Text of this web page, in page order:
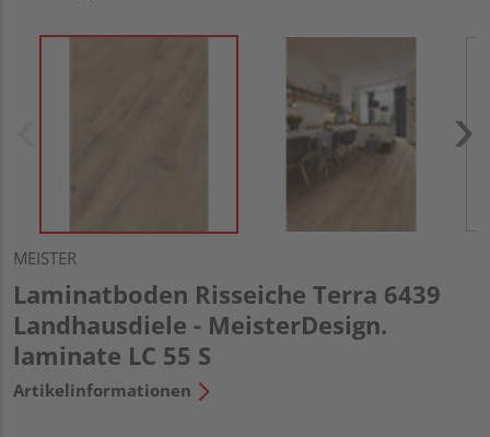
MEISTER
Laminatboden Risseiche Terra 6439
Landhausdiele - MeisterDesign.
laminate LC 55 S
Artikelinformationen